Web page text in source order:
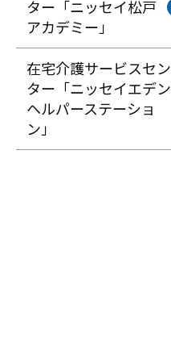
ター「ニッセイ松戸
アカデミー」
在宅介護サービスセン
ター「ニッセイエデン
ヘルパーステーショ
ン」